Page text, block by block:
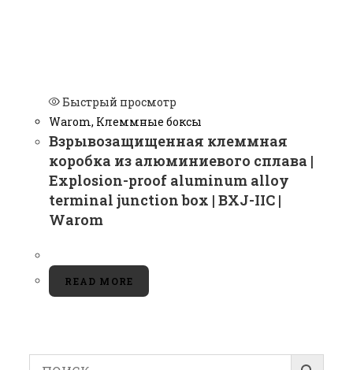
Быстрый просмотр
Warom, Клеммные боксы
Взрывозащищенная клеммная
коробка из алюминиевого сплава |
Explosion-proof aluminum alloy
terminal junction box | BXJ-IIC |
Warom
READ MORE